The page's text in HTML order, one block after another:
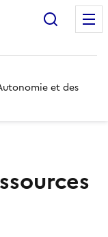
et des